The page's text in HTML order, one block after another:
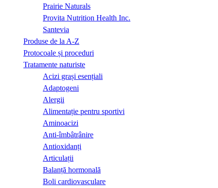
Prairie Naturals
Provita Nutrition Health Inc.
Santevia
Produse de la A-Z
Protocoale și proceduri
Tratamente naturiste
Acizi grași esențiali
Adaptogeni
Alergii
Alimentație pentru sportivi
Aminoacizi
Anti-îmbâtrânire
Antioxidanți
Articulații
Balanță hormonală
Boli cardiovasculare